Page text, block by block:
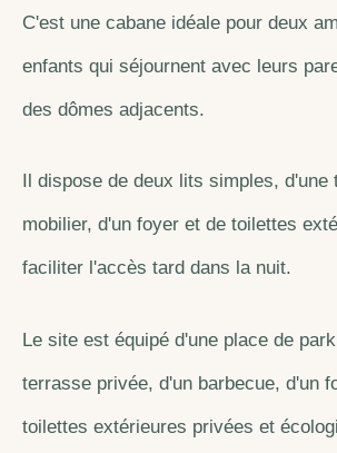
C'est une cabane idéale pour deux
enfants qui séjournent avec leurs
des dômes adjacents.
Il dispose de deux lits simples, d'une
mobilier, d'un foyer et de toilettes
faciliter l'accès tard dans la nuit.
Le site est équipé d'une place de
terrasse privée, d'un barbecue, d'un
toilettes extérieures privées et